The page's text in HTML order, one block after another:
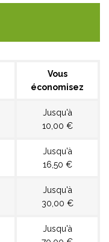
Vous
économisez
Jusqu'à
10,00 €
Jusqu'à
16,50 €
Jusqu'à
30,00 €
Jusqu'à